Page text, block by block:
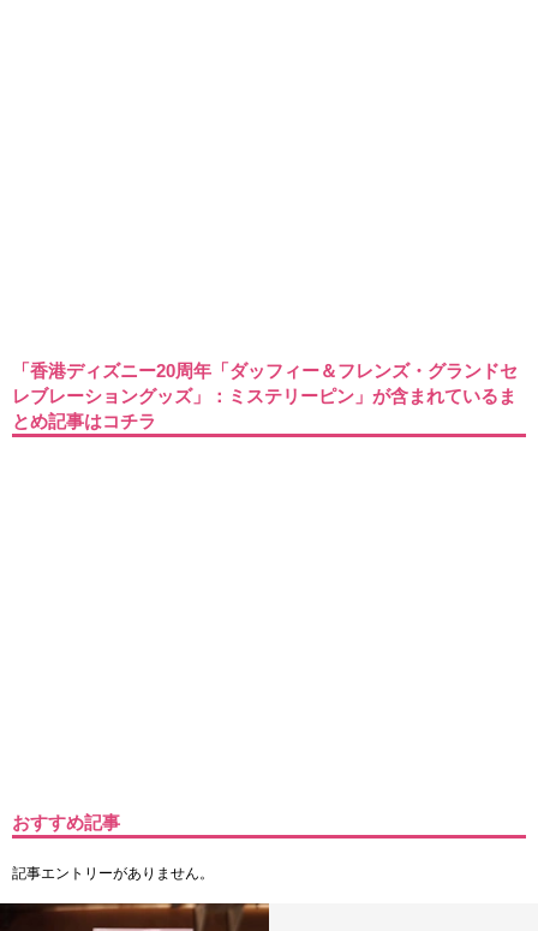
「香港ディズニー20周年「ダッフィー＆フレンズ・グランドセ
レブレーショングッズ」：ミステリーピン」が含まれているま
とめ記事はコチラ
おすすめ記事
記事エントリーがありません。